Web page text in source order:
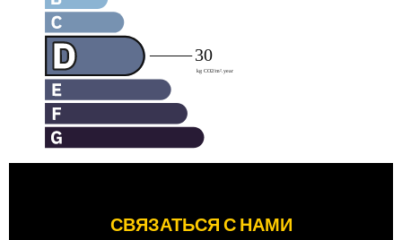
СВЯЗАТЬСЯ С НАМИ